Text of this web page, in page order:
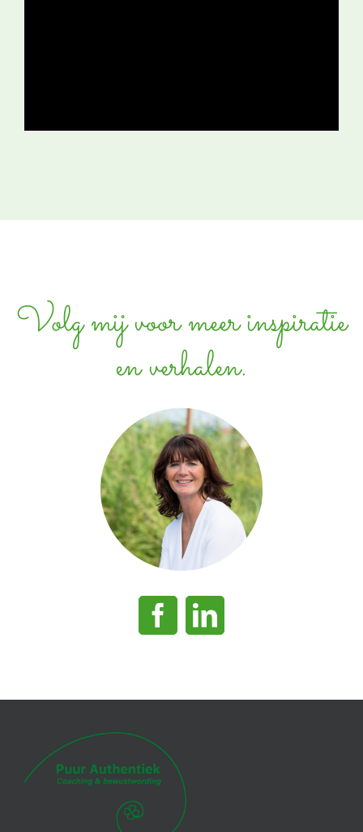
Volg mij voor meer inspiratie
en verhalen.